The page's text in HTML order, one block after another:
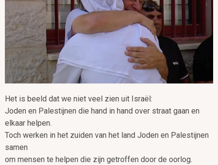
Het is beeld dat we niet veel zien uit Israël:
Joden en Palestijnen die hand in hand over straat gaan en
elkaar helpen.
Toch werken in het zuiden van het land Joden en Palestijnen
samen
om mensen te helpen die zijn getroffen door de oorlog.